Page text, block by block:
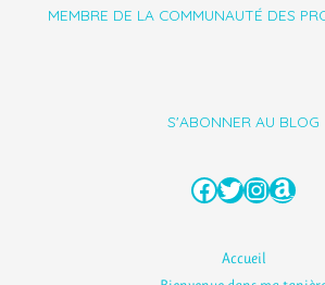
MEMBRE DE LA COMMUNAUTÉ DES
S'ABONNER AU BLOG
Facebook
Twitter
Accueil